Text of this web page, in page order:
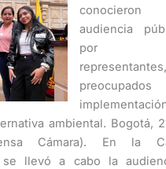
audiencia
por
representantes,
ambiental. Bogotá,
Cámara). En la
se llevó a cabo la